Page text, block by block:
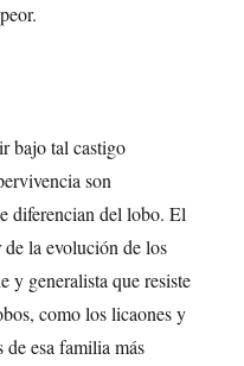
bajo tal castigo
son
diferencian del lobo. El
de la evolución de los
y generalista que resiste
como los licaones y
de esa familia más